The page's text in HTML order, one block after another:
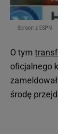
Screen z ESPN
O tym
oficjalnego
środę